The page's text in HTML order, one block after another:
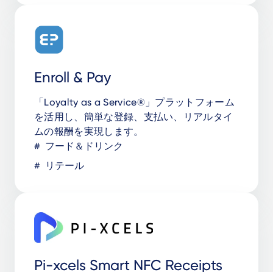
Enroll & Pay
「Loyalty as a Service®」プラットフォーム
を活用し、簡単な登録、支払い、リアルタイ
ムの報酬を実現します。
フード＆ドリンク
リテール
Pi-xcels Smart NFC Receipts